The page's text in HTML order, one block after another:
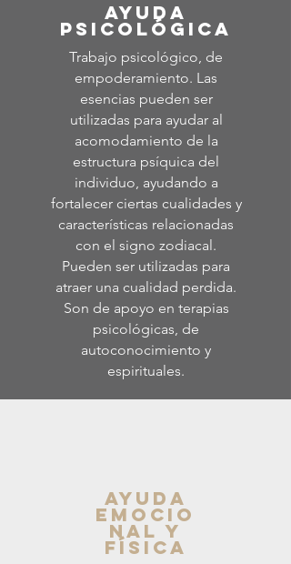
AYUDA
PSICOLÓGICA
Trabajo psicológico, de
empoderamiento. Las
esencias pueden ser
utilizadas para ayudar al
acomodamiento de la
estructura psíquica del
individuo, ayudando a
fortalecer ciertas cualidades y
características relacionadas
con el signo zodiacal.
Pueden ser utilizadas para
atraer una cualidad perdida.
Son de apoyo en terapias
psicológicas, de
autoconocimiento y
espirituales.
AYUDA
EMOCIO
NAL Y
FÍSICA